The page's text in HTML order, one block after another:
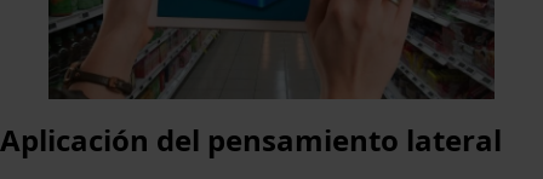
Aplicación del pensamiento lateral